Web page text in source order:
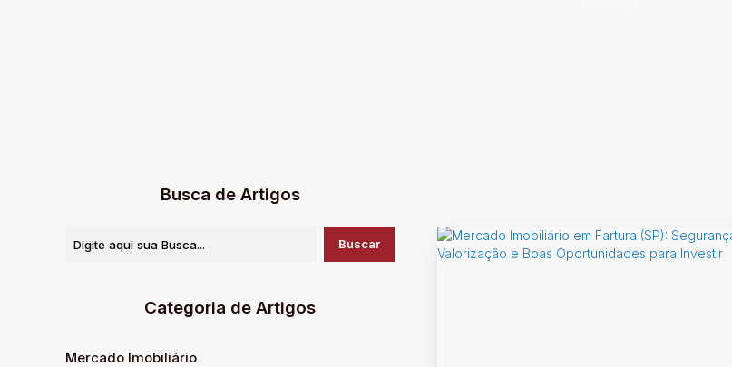
Busca de Artigos
Categoria de Artigos
Mercado Imobiliário